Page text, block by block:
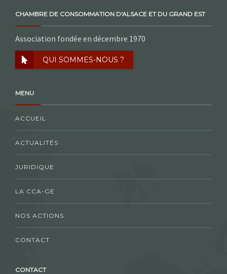
CHAMBRE DE CONSOMMATION D'ALSACE ET DU GRAND EST
Association fondée en décembre 1970
QUI SOMMES-NOUS ?
MENU
ACCUEIL
ACTUALITÉS
JURIDIQUE
LA CCA-GE
NOS ACTIONS
CONTACT
CONTACT